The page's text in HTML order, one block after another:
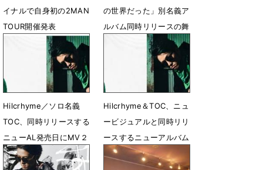
イナルで自身初の2MAN
TOUR開催発表
11月29日 07時00分
の世界だった」別名義ア
ルバム同時リリースの舞
10月9日 12時00分
Hilcrhyme／ソロ名義
TOC、同時リリースする
ニューAL発売日にMV２
曲プレミア公開
Hilcrhyme＆TOC、ニュ
ービジュアルと同時リリ
ースするニューアルバム
収録曲を公開